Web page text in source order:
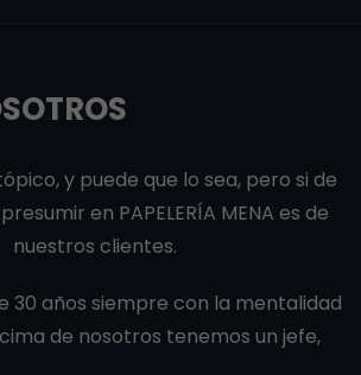
y puede que lo sea, pero si de
en PAPELERÍA MENA es de
nuestros clientes.
30 años siempre con la mentalidad
de nosotros tenemos un jefe,